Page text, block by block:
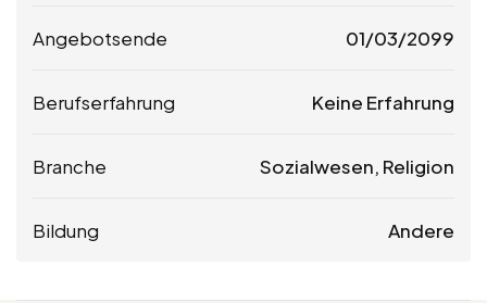
Angebotsende 01/03/2099
Berufserfahrung Keine Erfahrung
Branche Sozialwesen, Religion
Bildung Andere